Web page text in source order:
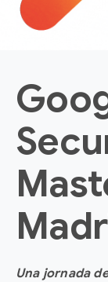
Una jornada